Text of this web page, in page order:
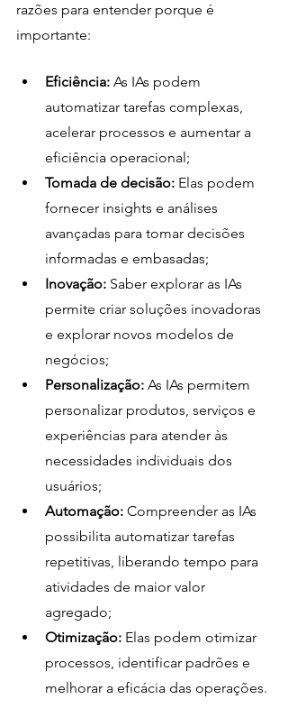
razões para entender porque é
importante:
Eficiência: As IAs podem
automatizar tarefas complexas,
acelerar processos e aumentar a
eficiência operacional;
Tomada de decisão: Elas podem
fornecer insights e análises
avançadas para tomar decisões
informadas e embasadas;
Inovação: Saber explorar as IAs
permite criar soluções inovadoras
e explorar novos modelos de
negócios;
Personalização: As IAs permitem
personalizar produtos, serviços e
experiências para atender às
necessidades individuais dos
usuários;
Automação: Compreender as IAs
possibilita automatizar tarefas
repetitivas, liberando tempo para
atividades de maior valor
agregado;
Otimização: Elas podem otimizar
processos, identificar padrões e
melhorar a eficácia das operações.